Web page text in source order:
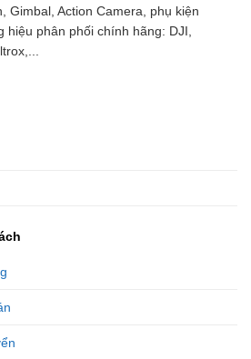
Gimbal, Action Camera, phụ kiện
hiệu phân phối chính hãng: DJI,